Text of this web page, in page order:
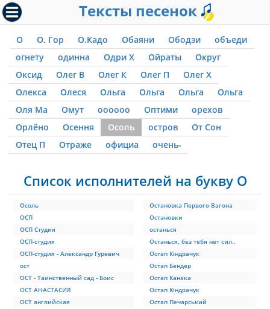
Тексты песенок
О О. Гор О.Кадо Обаяни Ободзи
объеди
огнету
одинна Одри Х Ойраты
Округ
Оксид
Олег В Олег К Олег П
Олег Х
Олекса
Олеся Ольга Ольга Ольга
Ольга
Оля Ма
Омут оооооо Оптими
орехов
Орлёно
Осення Осоль остров
От Сон
Отец П
Отраже официа очень-
Список исполнителей на букву О
Осоль
ОСП
ОСП Студия
ОСП-студия
ОСП-студия - Александр Гуревич
ост
ОСТ - Таинственный сад - Боис
ОСТ АНАСТАСИЯ
ОСТ английская
Остановка Первого Вагона
Остановки
останься
Останься, без тебя нет сил..
Остап Кіндрачук
Остап Бендер
Остап Канака
Остап Кіндрачук
Остап Печарський